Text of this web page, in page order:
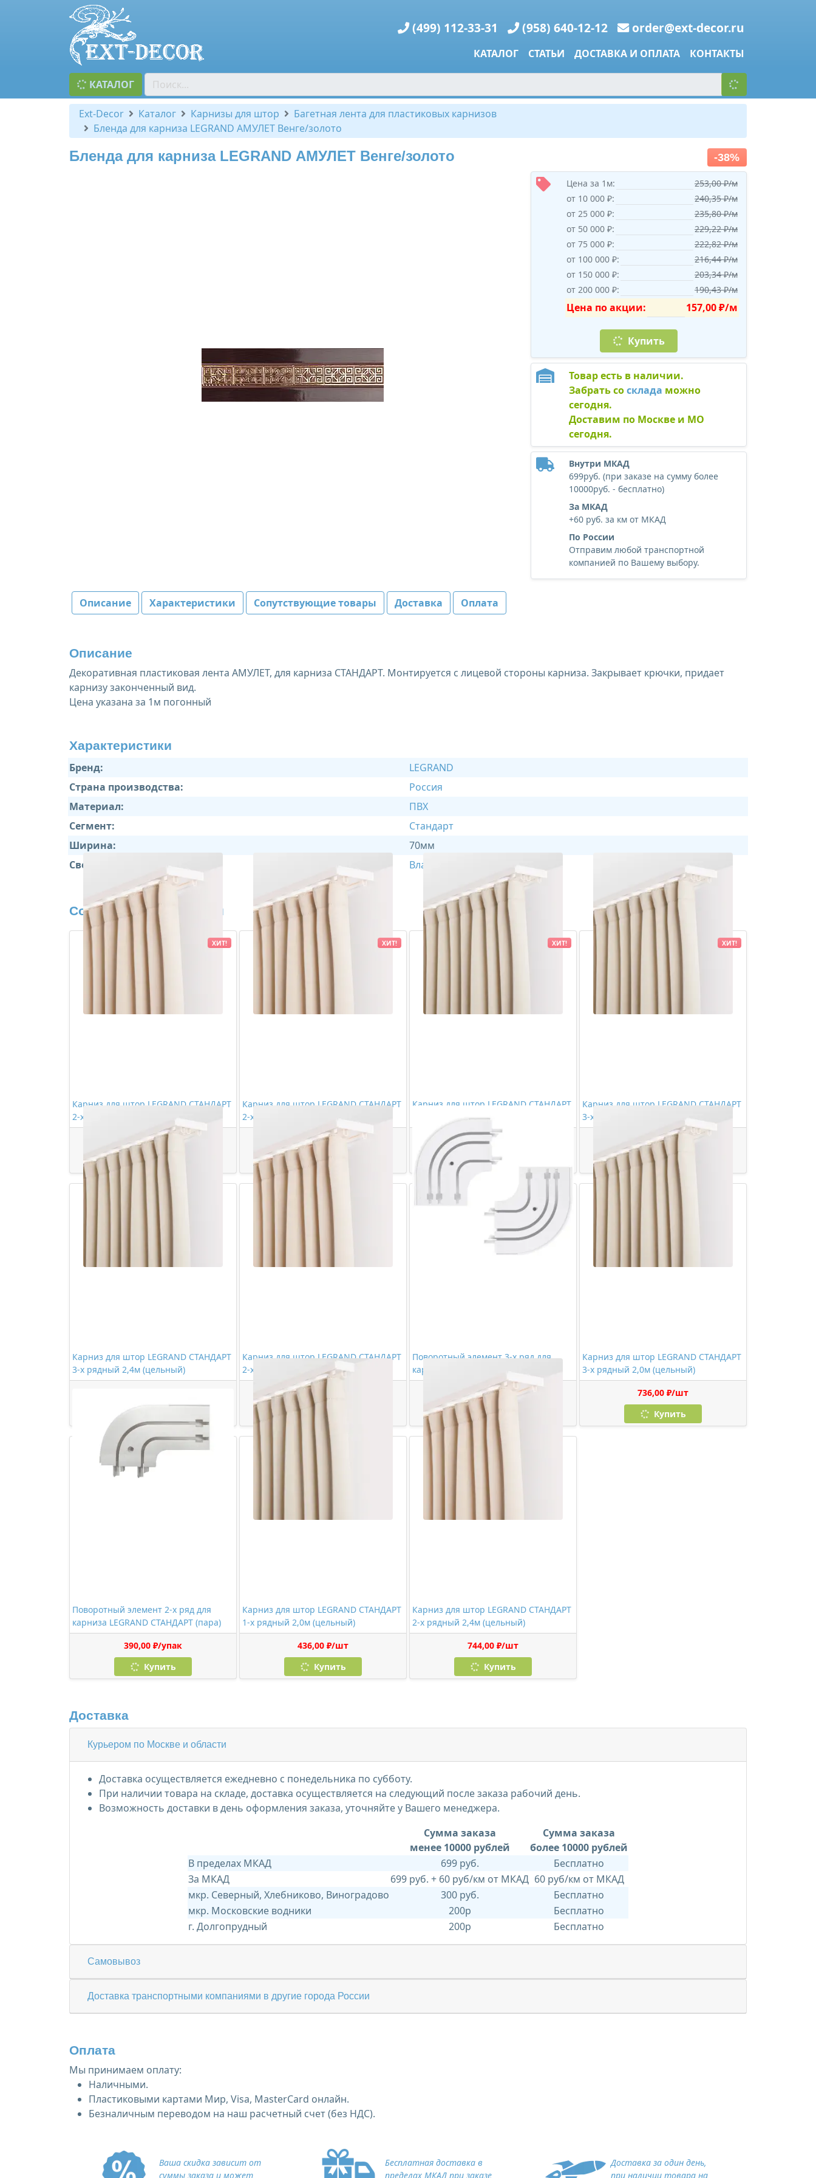
(499) 112-33-31 (958) 640-12-12 order@ext-decor.ru
КАТАЛОГ СТАТЬИ ДОСТАВКА И ОПЛАТА КОНТАКТЫ
КАТАЛОГ
Ext-Decor Каталог Карнизы для штор
Багетная лента для пластиковых карнизов
Бленда для карниза LEGRAND АМУЛЕТ Венге/золото
Бленда для карниза LEGRAND АМУЛЕТ Венге/золото -38%
Цена за 1м:
253,00 ₽/м
от 10 000 ₽:
240,35 ₽/м
от 25 000 ₽:
235,80 ₽/м
от 50 000 ₽:
229,22 ₽/м
от 75 000 ₽:
222,82 ₽/м
от 100 000 ₽:
216,44 ₽/м
от 150 000 ₽:
203,34 ₽/м
от 200 000 ₽:
190,43 ₽/м
Цена по акции: 157,00 ₽/м
Купить
Товар есть в наличии.
Забрать сосклада можно
сегодня.
Доставим по Москве и МО
сегодня.
Внутри МКАД
699руб. (при заказе на сумму более
10000руб. - бесплатно)
За МКАД
+60 руб. за км от МКАД
По России
Отправим любой транспортной
компанией по Вашему выбору.
Описание Характеристики Сопутствующие товары Доставка Оплата
Описание
Декоративная пластиковая лента АМУЛЕТ, для карниза СТАНДАРТ. Монтируется с лицевой стороны карниза. Закрывает крючки, придает
карнизу законченный вид.
Цена указана за 1м погонный
Характеристики
Бренд:
LEGRAND
Страна производства:
Россия
Материал:
ПВХ
Сегмент:
Стандарт
Ширина:
70мм
Свойства:
Влагостойкий
Сопутствующие товары
Карниз для штор LEGRAND СТАНДАРТ
2-х рядный 3,0м (цельный)
928,00 ₽/шт
Купить
ХИТ!
Карниз для штор LEGRAND СТАНДАРТ
2-х рядный 3,6м (цельный)
1114,00 ₽/шт
Купить
ХИТ!
Карниз для штор LEGRAND СТАНДАРТ
3-х рядный 3,6м (цельный)
1326,00 ₽/шт
Купить
ХИТ!
Карниз для штор LEGRAND СТАНДАРТ
3-х рядный 3,0м (цельный)
1108,00 ₽/шт
Купить
ХИТ!
Карниз для штор LEGRAND СТАНДАРТ
3-х рядный 2,4м (цельный)
Карниз для штор LEGRAND СТАНДАРТ
2-х рядный 2,0м (цельный)
620,00 ₽/шт
Купить
Поворотный элемент 3-х ряд для
карниза LEGRAND СТАНДАРТ (пара)
514,00 ₽/упак
Купить
Карниз для штор LEGRAND СТАНДАРТ
3-х рядный 2,0м (цельный)
736,00 ₽/шт
Купить
Поворотный элемент 2-х ряд для
карниза LEGRAND СТАНДАРТ (пара)
390,00 ₽/упак
Купить
Карниз для штор LEGRAND СТАНДАРТ
1-х рядный 2,0м (цельный)
436,00 ₽/шт
Купить
Карниз для штор LEGRAND СТАНДАРТ
2-х рядный 2,4м (цельный)
744,00 ₽/шт
Купить
Доставка
Курьером по Москве и области
Доставка осуществляется ежедневно с понедельника по субботу.
При наличии товара на складе, доставка осуществляется на следующий после заказа рабочий день.
Возможность доставки в день оформления заказа, уточняйте у Вашего менеджера.
Сумма заказа
менее 10000 рублей
Сумма заказа
более 10000 рублей
В пределах МКАД
699 руб.
Бесплатно
За МКАД
699 руб. + 60 руб/км от МКАД 60 руб/км от МКАД
мкр. Северный, Хлебниково, Виноградово
300 руб.
Бесплатно
мкр. Московские водники
200р
Бесплатно
г. Долгопрудный
200р Бесплатно
Самовывоз
Доставка транспортными компаниями в другие города России
Оплата
Мы принимаем оплату:
Наличными.
Пластиковыми картами Мир, Visa, MasterCard онлайн.
Безналичным переводом на наш расчетный счет (без НДС).
Ваша скидка зависит от
суммы заказа и может
Бесплатная доставка в
пределах МКАД при заказе
Доставка за один день,
при наличии товара на